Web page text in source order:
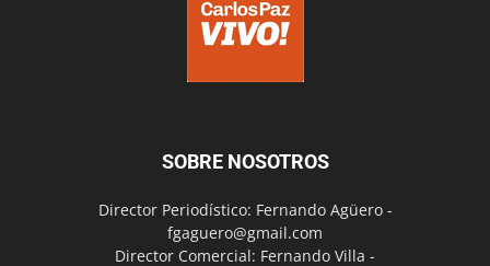
SOBRE NOSOTROS
Director Periodístico: Fernando Agüero -
fgaguero@gmail.com
Director Comercial: Fernando Villa -